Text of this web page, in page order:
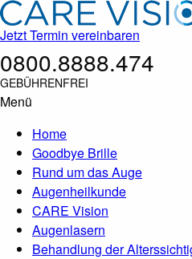
Jetzt Termin vereinbaren
0800.8888.474
GEBÜHRENFREI
Menü
Home
Goodbye Brille
Rund um das Auge
Augenheilkunde
CARE Vision
Augenlasern
Behandlung der